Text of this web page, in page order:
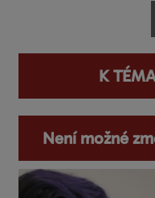
K
Není možné